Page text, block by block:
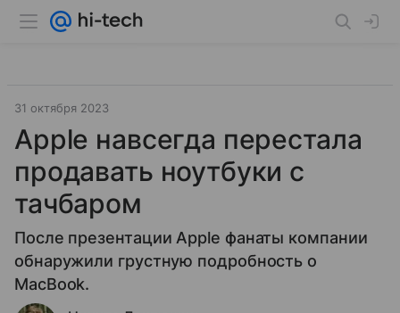
31 октября 2023
Apple навсегда перестала
продавать ноутбуки с
тачбаром
После презентации Apple фанаты компании
обнаружили грустную подробность о
MacBook.